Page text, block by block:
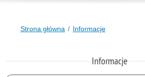
Strona główna Informacje
Informacje